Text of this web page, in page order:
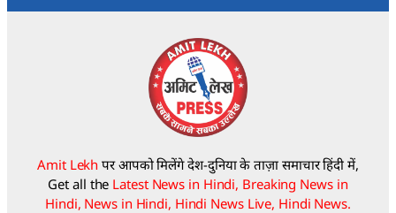
Amit Lekh पर आपको मिलेंगे देश-दुनिया के ताज़ा समाचार हिंदी में,
Get all the Latest News in Hindi, Breaking News in
Hindi, News in Hindi, Hindi News Live, Hindi News.